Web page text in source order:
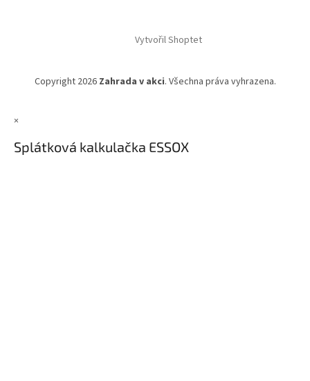
Vytvořil Shoptet
Copyright 2026 Zahrada v akci. Všechna práva vyhrazena.
×
Splátková kalkulačka ESSOX